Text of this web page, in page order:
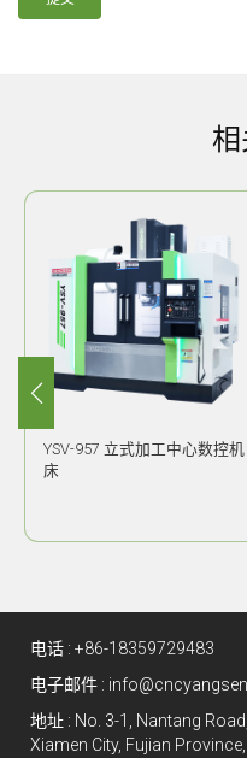
相
YSV-957 立式加工中心数控机
床
电话 : +86-18359729483
电子邮件 :
地址 : No. 3-1, Nantang
Xiamen City, Fujian